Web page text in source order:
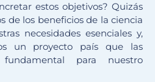
estos objetivos? Quizás
de los beneficios de la ciencia
necesidades esenciales y,
un proyecto país que las
para nuestro